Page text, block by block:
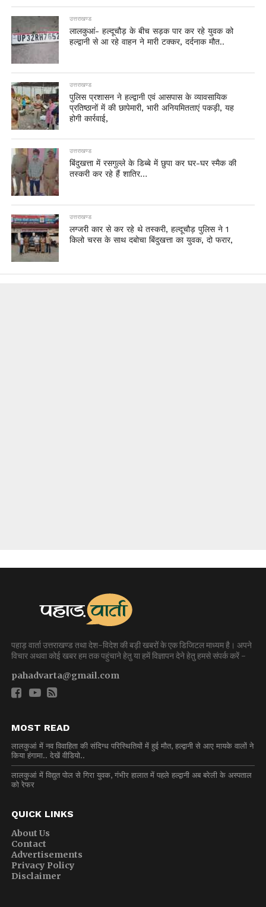
उत्तराखण्ड
लालकुआं- हल्दूचौड़ के बीच सड़क पार कर रहे युवक को
हल्द्वानी से आ रहे वाहन ने मारी टक्कर, दर्दनाक मौत..
उत्तराखण्ड
पुलिस प्रशासन ने हल्द्वानी एवं आसपास के व्यावसायिक
प्रतिष्ठानों में की छापेमारी, भारी अनियमितताएं पकड़ी, यह
होगी कार्रवाई,
उत्तराखण्ड
बिंदुखत्ता में रसगुल्ले के डिब्बे में छुपा कर घर-घर स्मैक की
तस्करी कर रहे हैं शातिर…
उत्तराखण्ड
लग्जरी कार से कर रहे थे तस्करी, हल्दूचौड़ पुलिस ने 1
किलो चरस के साथ दबोचा बिंदुखत्ता का युवक, दो फरार,
पहाड़ वार्ता उत्तराखण्ड तथा देश-विदेश की बड़ी खबरों के एक डिजिटल माध्यम है। अपने
विचार अथवा कोई खबर हम तक पहुंचाने हेतु या हमें विज्ञापन देने हेतु हमसे संपर्क करें -
pahadvarta@gmail.com
MOST READ
लालकुआं में नव विवाहिता की संदिग्ध परिस्थितियों में हुई मौत, हल्द्वानी से आए मायके वालों ने
किया हंगामा.. देखें वीडियो..
लालकुआं में विद्युत पोल से गिरा युवक, गंभीर हालात में पहले हल्द्वानी अब बरेली के अस्पताल
को रेफर
QUICK LINKS
About Us
Contact
Advertisements
Privacy Policy
Disclaimer